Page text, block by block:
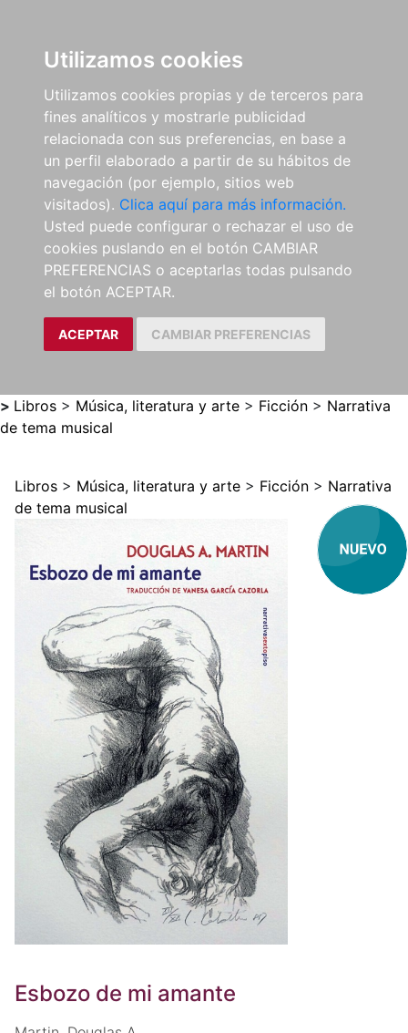
Utilizamos cookies
Utilizamos cookies propias y de terceros para
fines analíticos y mostrarle publicidad
relacionada con sus preferencias, en base a
un perfil elaborado a partir de su hábitos de
navegación (por ejemplo, sitios web
visitados). Clica aquí para más información.
Usted puede configurar o rechazar el uso de
cookies puslando en el botón CAMBIAR
PREFERENCIAS o aceptarlas todas pulsando
el botón ACEPTAR.
ACEPTAR CAMBIAR PREFERENCIAS
> Libros > Música, literatura y arte > Ficción > Narrativa
de tema musical
Libros > Música, literatura y arte > Ficción > Narrativa
de tema musical
Esbozo de mi amante